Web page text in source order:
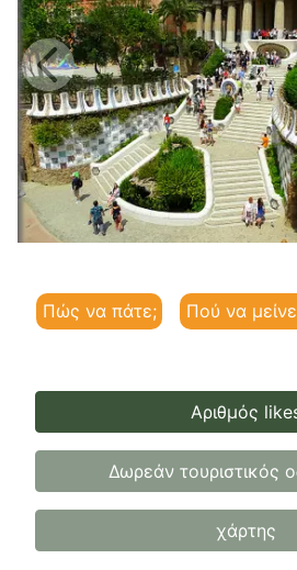
Πώς να πάτε; Πού να
Αριθμός
Δωρεάν τουριστικός
χάρτης